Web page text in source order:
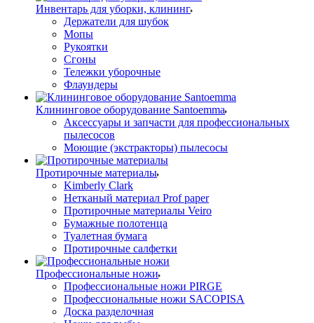
Инвентарь для уборки, клининг
Держатели для шубок
Мопы
Рукоятки
Сгоны
Тележки уборочные
Флаундеры
Клининговое оборудование Santoemma
Аксессуары и запчасти для профессиональных
пылесосов
Моющие (экстракторы) пылесосы
Протирочные материалы
Kimberly Clark
Нетканый материал Prof paper
Протирочные материалы Veiro
Бумажные полотенца
Туалетная бумага
Протирочные салфетки
Профессиональные ножи
Профессиональные ножи PIRGE
Профессиональные ножи SACOPISA
Доска разделочная